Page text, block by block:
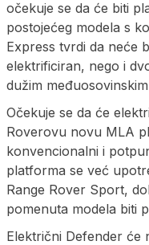
očekuje se da će biti
postojećeg modela s
Express tvrdi da neće
elektrificiran, nego i
dužim
Očekuje se da će
Roverovu novu MLA
konvencionalni i
platforma se već
Range Rover Sport,
pomenuta modela biti
Električni Defender će